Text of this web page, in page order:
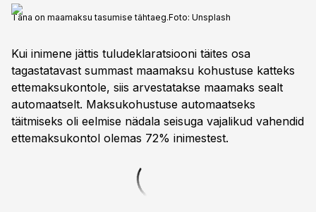
Täna on maamaksu tasumise tähtaeg.Foto: Unsplash
Kui inimene jättis tuludeklaratsiooni täites osa
tagastatavast summast maamaksu kohustuse katteks
ettemaksukontole, siis arvestatakse maamaks sealt
automaatselt. Maksukohustuse automaatseks
täitmiseks oli eelmise nädala seisuga vajalikud vahendid
ettemaksukontol olemas 72% inimestest.